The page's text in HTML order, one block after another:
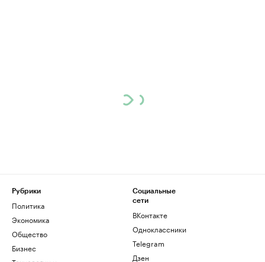
Рубрики
Политика
Экономика
Общество
Бизнес
Социальные
сети
ВКонтакте
Одноклассники
Telegram
Дзен